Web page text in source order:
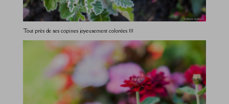
Tout près de ses copines joyeusement colorées !!!